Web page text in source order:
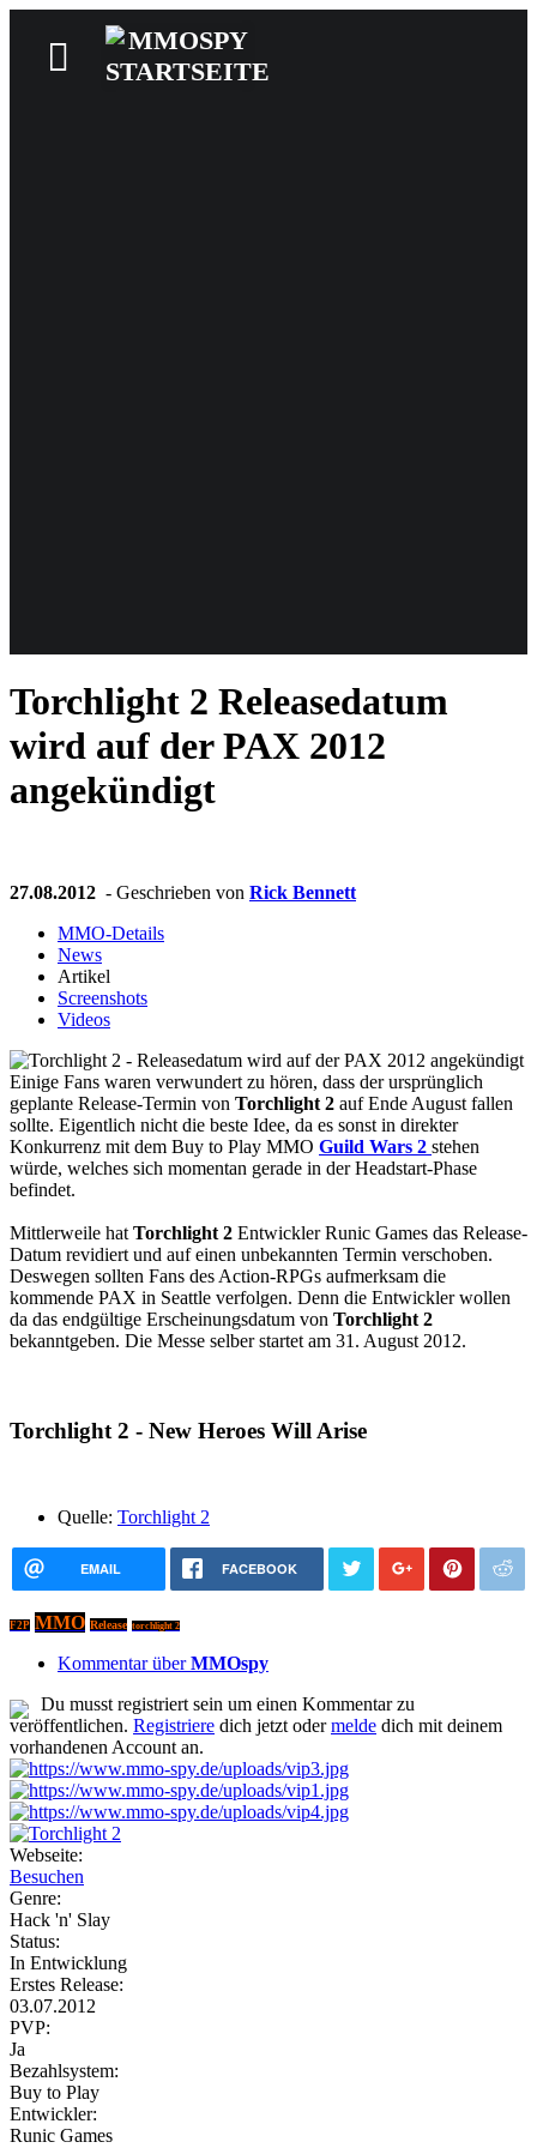
Torchlight 2 Releasedatum
wird auf der PAX 2012
angekündigt
27.08.2012 - Geschrieben von Rick Bennett
MMO-Details
News
Artikel
Screenshots
Videos
Einige Fans waren verwundert zu hören, dass der ursprünglich
geplante Release-Termin von Torchlight 2 auf Ende August fallen
sollte. Eigentlich nicht die beste Idee, da es sonst in direkter
Konkurrenz mit dem Buy to Play MMO Guild Wars 2 stehen
würde, welches sich momentan gerade in der Headstart-Phase
befindet.
Mittlerweile hat Torchlight 2 Entwickler Runic Games das Release-
Datum revidiert und auf einen unbekannten Termin verschoben.
Deswegen sollten Fans des Action-RPGs aufmerksam die
kommende PAX in Seattle verfolgen. Denn die Entwickler wollen
da das endgültige Erscheinungsdatum von Torchlight 2
bekanntgeben. Die Messe selber startet am 31. August 2012.
Torchlight 2 - New Heroes Will Arise
Quelle: Torchlight 2
EMAIL FACEBOOK
F2P MMO Release torchlight 2
Kommentar überMMOspy
Du musst registriert sein um einen Kommentar zu
veröffentlichen. Registriere dich jetzt odermelde dich mit deinem
vorhandenen Account an.
Webseite:
Besuchen
Genre:
Hack 'n' Slay
Status:
In Entwicklung
Erstes Release:
03.07.2012
PVP:
Ja
Bezahlsystem:
Buy to Play
Entwickler:
Runic Games